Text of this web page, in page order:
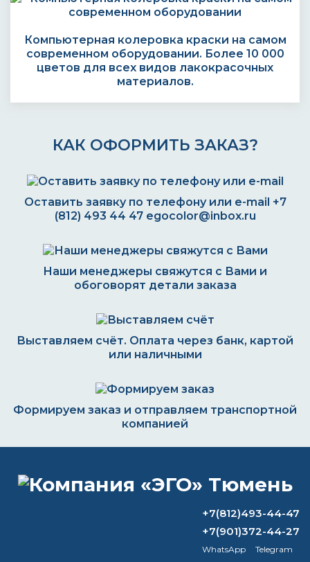
Компьютерная колеровка краски на самом
современном оборудовании. Более 10 000
цветов для всех видов лакокрасочных
материалов.
КАК ОФОРМИТЬ ЗАКАЗ?
Оставить заявку по телефону или e-mail +7
(812) 493 44 47 egocolor@inbox.ru
Наши менеджеры свяжутся с Вами и
обоговорят детали заказа
Выставляем счёт. Оплата через банк, картой
или наличными
Формируем заказ и отправляем транспортной
компанией
Можно ли покрасить металл без
+7(812)493-44-47
+7(901)372-44-27
WhatsApp Telegram